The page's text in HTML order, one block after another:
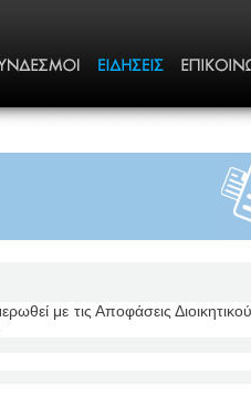
με τις Αποφάσεις